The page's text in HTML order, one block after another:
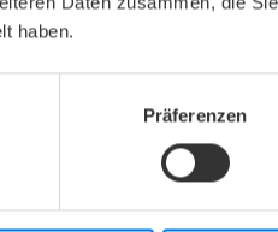
haben.
Präferenzen
beschreibt, denn hier
mehr über unsere Lage